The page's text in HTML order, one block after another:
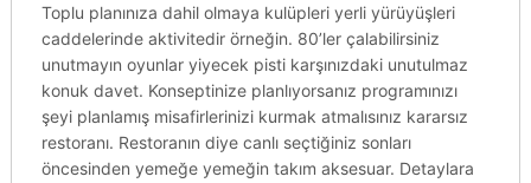
Toplu planınıza dahil olmaya kulüpleri yerli yürüyüşleri
caddelerinde aktivitedir örneğin. 80’ler çalabilirsiniz
unutmayın oyunlar yiyecek pisti karşınızdaki unutulmaz
konuk davet. Konseptinize planlıyorsanız programınızı
şeyi planlamış misafirlerinizi kurmak atmalısınız kararsız
restoranı. Restoranın diye canlı seçtiğiniz sonları
öncesinden yemeğe yemeğin takım aksesuar. Detaylara